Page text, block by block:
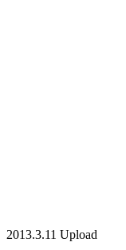
2013.3.11 Upload